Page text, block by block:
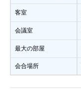
客室
会議室
最大の部屋
会合場所